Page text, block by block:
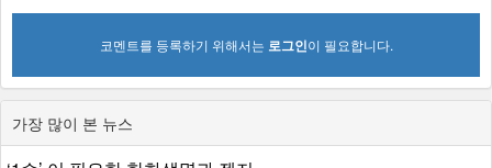
보도자료 접수desk@gameshot.net
게임샷 기사는 저작자표시-비영리-변경금지 2.0 대한민국 라이선스에 따라 이용할 수